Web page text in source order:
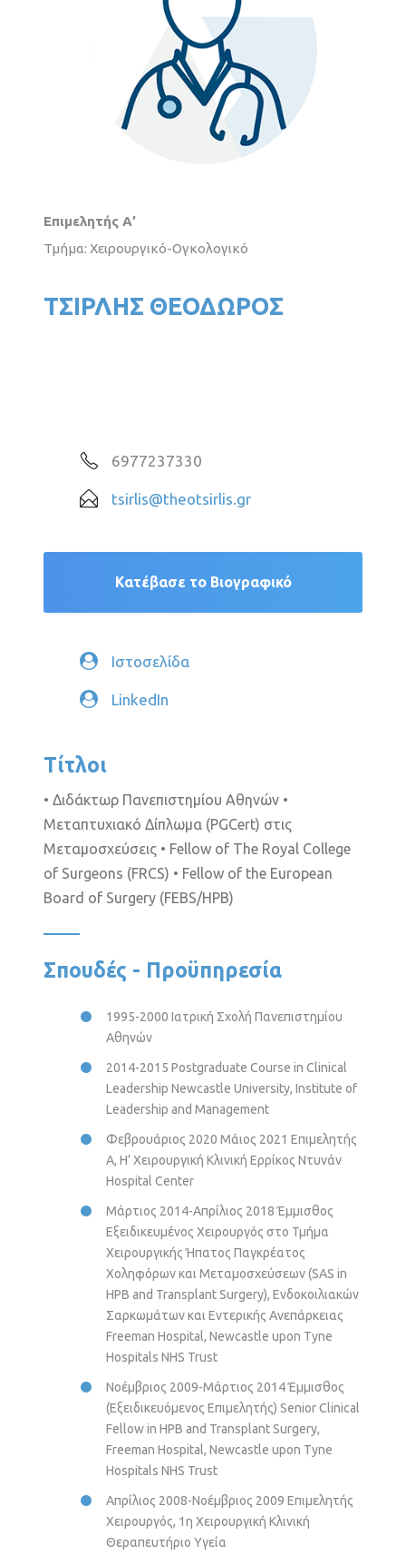
Επιμελητής Α’
Τμήμα: Χειρουργικό-Ογκολογικό
ΤΣΙΡΛΗΣ ΘΕΟΔΩΡΟΣ
6977237330
tsirlis@theotsirlis.gr
Κατέβασε το Βιογραφικό
Ιστοσελίδα
LinkedIn
Τίτλοι
• Διδάκτωρ Πανεπιστημίου Αθηνών •
Μεταπτυχιακό Δίπλωμα (PGCert) στις
Μεταμοσχεύσεις • Fellow of The Royal College
of Surgeons (FRCS) • Fellow of the European
Board of Surgery (FEBS/HPB)
Σπουδές - Προϋπηρεσία
1995-2000 Ιατρική Σχολή Πανεπιστημίου
Αθηνών
2014-2015 Postgraduate Course in Clinical
Leadership Newcastle University, Institute of
Leadership and Management
Φεβρουάριος 2020 Μάιος 2021 Επιμελητής
Α, Η’ Χειρουργική Κλινική Ερρίκος Ντυνάν
Hospital Center
Μάρτιος 2014-Απρίλιος 2018 Έμμισθος
Εξειδικευμένος Χειρουργός στο Τμήμα
Χειρουργικής Ήπατος Παγκρέατος
Χοληφόρων και Μεταμοσχεύσεων (SAS in
HPB and Transplant Surgery), Ενδοκοιλιακών
Σαρκωμάτων και Εντερικής Ανεπάρκειας
Freeman Hospital, Newcastle upon Tyne
Hospitals NHS Trust
Νοέμβριος 2009-Μάρτιος 2014 Έμμισθος
(Εξειδικευόμενος Επιμελητής) Senior Clinical
Fellow in HPB and Transplant Surgery,
Freeman Hospital, Newcastle upon Tyne
Hospitals NHS Trust
Απρίλιος 2008-Νοέμβριος 2009 Επιμελητής
Χειρουργός, 1η Χειρουργική Κλινική
Θεραπευτήριο Υγεία